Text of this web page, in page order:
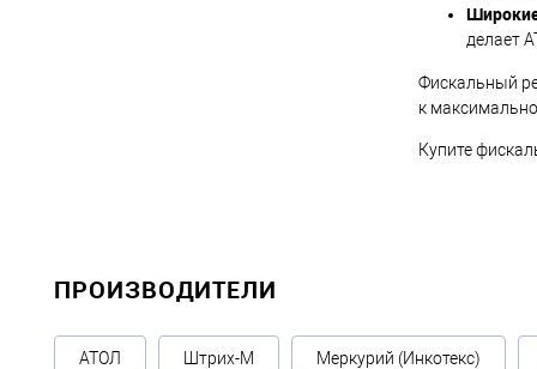
делает
Фискальный
к
Купите
ПРОИЗВОДИТЕЛИ
АТОЛ Штрих-М Меркурий (Инкотекс)